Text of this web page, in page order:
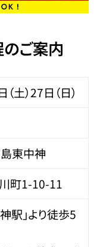
のご案内
（土）27日（日）
東中神
町1-10-11
駅」より徒歩5